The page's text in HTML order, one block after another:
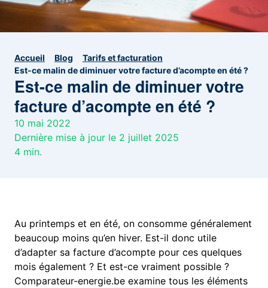
Accueil Blog
Tarifs et facturation
Est-ce malin de diminuer votre facture d’acompte en été ?
Est-ce malin de diminuer votre
facture d’acompte en été ?
10 mai 2022
Dernière mise à jour le 2 juillet 2025
4 min.
Au printemps et en été, on consomme généralement
beaucoup moins qu’en hiver. Est-il donc utile
d’adapter sa facture d’acompte pour ces quelques
mois également ? Et est-ce vraiment possible ?
Comparateur-energie.be examine tous les éléments